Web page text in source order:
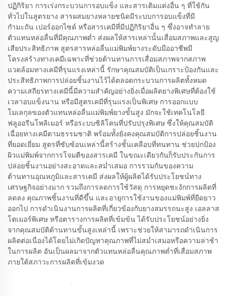
ปฏิกิริยา การเร่งกระบวนการอบแข็ง และสารเติมแต่งอื่น ๆ ที่ใช้กัน
ทั่วไปในสูตรยาง สารผสมยางหลายชนิดมีระบบการอบแข็งที่มี
กำมะถัน เปอร์ออกไซด์ หรือสารเคมีที่มีปฏิกิริยาอื่น ๆ ซึ่งอาจทำลาย
ตัวแทนหล่อลื่นที่มีคุณภาพต่ำ ส่งผลให้สารเหล่านั้นเสื่อมสภาพและสูญ
เสียประสิทธิภาพ สูตรสารหล่อลื่นแม่พิมพ์ยางระดับมืออาชีพมี
โครงสร้างทางเคมีเฉพาะที่ช่วยต้านทานการเสื่อมสภาพจากสภาพ
แวดล้อมทางเคมีที่รุนแรงเหล่านี้ รักษาคุณสมบัติเป็นเกราะป้องกันและ
ประสิทธิภาพการปล่อยชิ้นงานไว้ได้ตลอดกระบวนการผลิตทั้งหมด
ความเสถียรทางเคมีนี้มีความสำคัญอย่างยิ่งเมื่อผลิตยางพิเศษที่ต้องใช้
เวลาอบแข็งนาน หรือมีสูตรเคมีที่รุนแรงเป็นพิเศษ การออกแบบ
โมเลกุลของตัวแทนหล่อลื่นแม่พิมพ์ยางขั้นสูง มักจะใช้เทคโนโลยี
ฟลูออรีนโพลิเมอร์ หรือระบบซิลิโคนที่ปรับปรุงพิเศษ ซึ่งให้คุณสมบัติ
เฉื่อยทางเคมีตามธรรมชาติ พร้อมทั้งยังคงคุณสมบัติการปล่อยชิ้นงาน
ที่ยอดเยี่ยม สูตรที่ซับซ้อนเหล่านี้สร้างชั้นเคลือบที่ทนทาน ช่วยปกป้อง
ผิวแม่พิมพ์จากการโจมตีของสารเคมี ในขณะเดียวกันก็รับประกันการ
ปล่อยชิ้นงานอย่างสะอาดและสม่ำเสมอ การรวมกันของความ
ต้านทานอุณหภูมิและสารเคมี ส่งผลให้ผู้ผลิตได้รับประโยชน์ทาง
เศรษฐกิจอย่างมาก รวมถึงการลดการใช้วัสดุ การหยุดชะงักการผลิตที่
ลดลง คุณภาพชิ้นงานที่ดีขึ้น และอายุการใช้งานของแม่พิมพ์ที่ยืดยาว
ออกไป การดำเนินงานการผลิตที่เกี่ยวข้องกับยางสมรรถนะสูง เอลลาส
โตเมอร์พิเศษ หรือตารางการผลิตที่เข้มข้น ได้รับประโยชน์อย่างยิ่ง
จากคุณสมบัติต้านทานขั้นสูงเหล่านี้ เพราะช่วยให้สามารถดำเนินการ
ผลิตต่อเนื่องได้โดยไม่เกิดปัญหาคุณภาพที่ไม่สม่ำเสมอหรือความล่าช้า
ในการผลิต อันเป็นผลมาจากตัวแทนหล่อลื่นคุณภาพต่ำที่เสื่อมสภาพ
ภายใต้สภาวะการผลิตที่เข้มงวด